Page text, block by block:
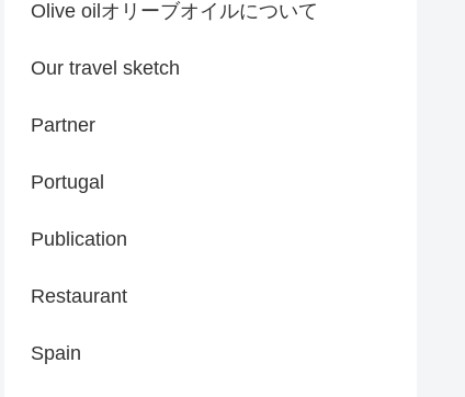
Olive oilオリーブオイルについて
Our travel sketch
Partner
Portugal
Publication
Restaurant
Spain